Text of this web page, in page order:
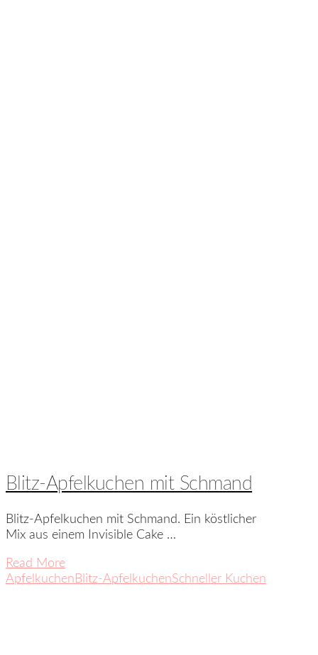
Blitz-Apfelkuchen mit Schmand
Blitz-Apfelkuchen mit Schmand. Ein köstlicher
Mix aus einem Invisible Cake …
Read More
Apfelkuchen Blitz-ApfelkuchenSchneller Kuchen